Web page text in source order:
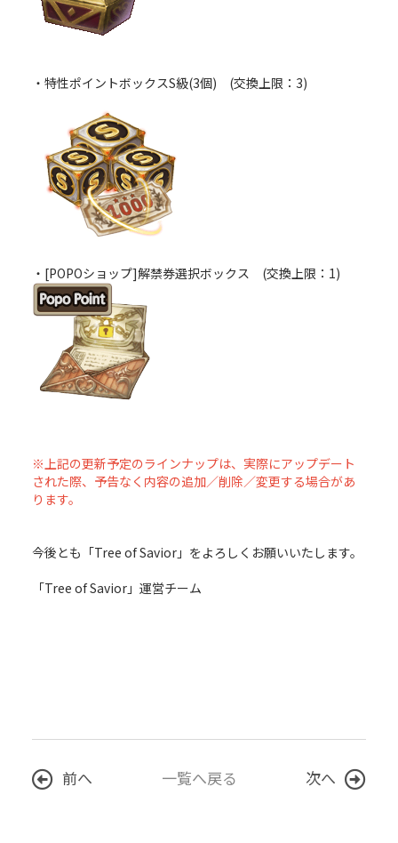
・特性ポイントボックスS級(3個) (交換上限：3)
・[POPOショップ]解禁券選択ボックス (交換上限：1)
※上記の更新予定のラインナップは、実際にアップデート
された際、予告なく内容の追加／削除／変更する場合があ
ります。
今後とも「Tree of Savior」をよろしくお願いいたします。
「Tree of Savior」運営チーム
前へ 一覧へ戻る 次へ